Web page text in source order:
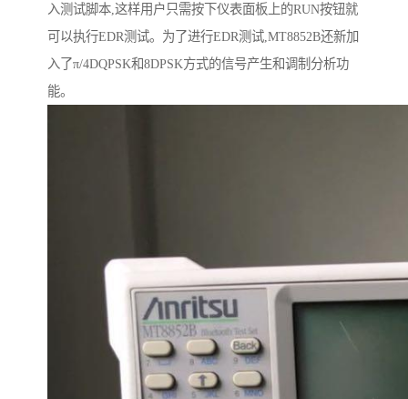
入测试脚本,这样用户只需按下仪表面板上的RUN按钮就
可以执行EDR测试。为了进行EDR测试,MT8852B还新加
入了π/4DQPSK和8DPSK方式的信号产生和调制分析功
能。